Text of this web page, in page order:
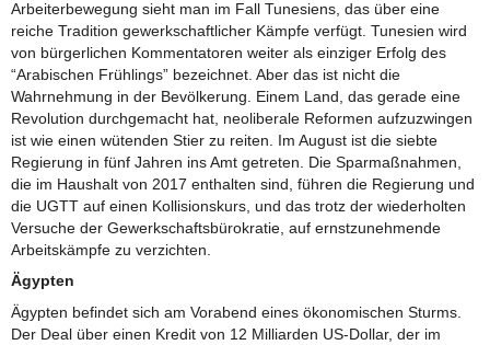
Arbeiterbewegung sieht man im Fall Tunesiens, das über eine
reiche Tradition gewerkschaftlicher Kämpfe verfügt. Tunesien wird
von bürgerlichen Kommentatoren weiter als einziger Erfolg des
“Arabischen Frühlings” bezeichnet. Aber das ist nicht die
Wahrnehmung in der Bevölkerung. Einem Land, das gerade eine
Revolution durchgemacht hat, neoliberale Reformen aufzuzwingen
ist wie einen wütenden Stier zu reiten. Im August ist die siebte
Regierung in fünf Jahren ins Amt getreten. Die Sparmaßnahmen,
die im Haushalt von 2017 enthalten sind, führen die Regierung und
die UGTT auf einen Kollisionskurs, und das trotz der wiederholten
Versuche der Gewerkschaftsbürokratie, auf ernstzunehmende
Arbeitskämpfe zu verzichten.
Ägypten
Ägypten befindet sich am Vorabend eines ökonomischen Sturms.
Der Deal über einen Kredit von 12 Milliarden US-Dollar, der im